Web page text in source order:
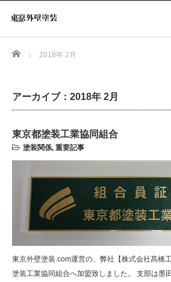
Home 2018年 2月
アーカイブ：2018年 2月
東京都塗装工業協同組合
塗装関係, 重要記事
東京外壁塗装.com運営の、弊社【株式会社髙橋
塗装工業協同組合へ加盟致しました。 支部は墨